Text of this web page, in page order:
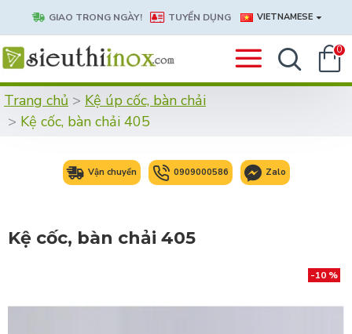
GIAO TRONG NGÀY! TUYỂN DỤNG VIETNAMESE
0
Trang chủ
Kệ úp cốc, bàn chải
Kệ cốc, bàn chải 405
Vận chuyển 0909000586 Zalo
Kệ cốc, bàn chải 405
-10 %